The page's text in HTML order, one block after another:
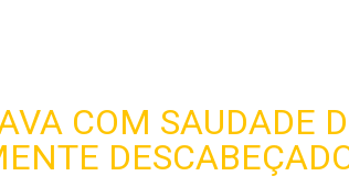
COM SAUDADE